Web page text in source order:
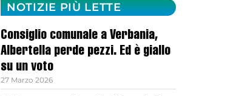
NOTIZIE PIÙ LETTE
Consiglio comunale a Verbania,
Albertella perde pezzi. Ed è giallo
su un voto
27 Marzo 2026